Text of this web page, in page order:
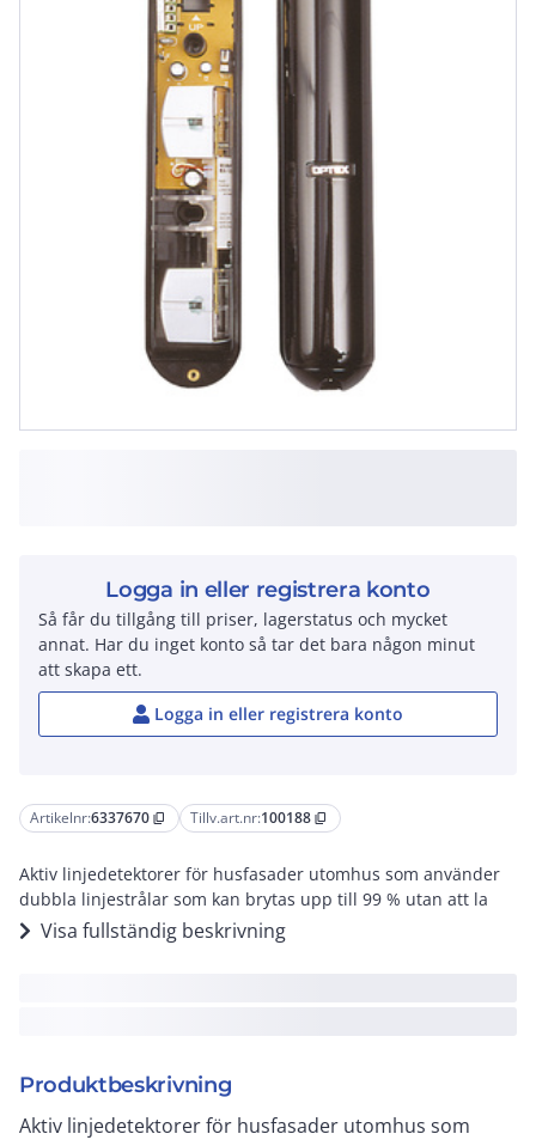
Artikelnr:6337670 content_copy Tillv.art.nr:100188 content_copy
Aktiv linjedetektorer för husfasader utomhus som använder
dubbla linjestrålar som kan brytas upp till 99 % utan att la
Visa fullständig beskrivning
Produktbeskrivning
Aktiv linjedetektorer för husfasader utomhus som
Logga in eller registrera konto
Så får du tillgång till priser, lagerstatus och mycket
annat. Har du inget konto så tar det bara någon minut
att skapa ett.
Logga in eller registrera konto